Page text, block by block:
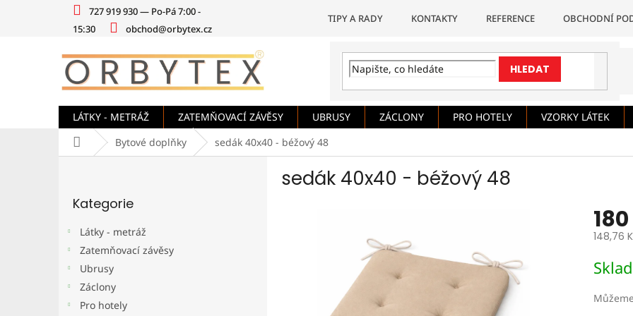
727 919 930 — Po-Pá 7:00 -
15:30
obchod@orbytex.cz
TIPY A RADY KONTAKTY REFERENCE OBCHODNÍ
HLEDAT
LÁTKY - METRÁŽ ZATEMŇOVACÍ ZÁVĚSY UBRUSY ZÁCLONY PRO HOTELY VZORKY LÁTEK
Domů Bytové doplňky sedák 40x40 - béžový 48
kategorie
Kategorie
Látky - metráž
Zatemňovací závěsy
Ubrusy
Záclony
Pro hotely
sedák 40x40 - béžový 48
148,76
cena: